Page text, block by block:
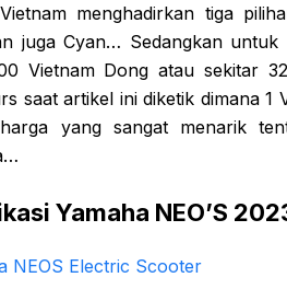
menghadirkan tiga
juga Cyan… Sedangkan untuk
Vietnam Dong atau sekitar
saat artikel ini diketik dimana
yang sangat menarik
Yamaha NEO’S